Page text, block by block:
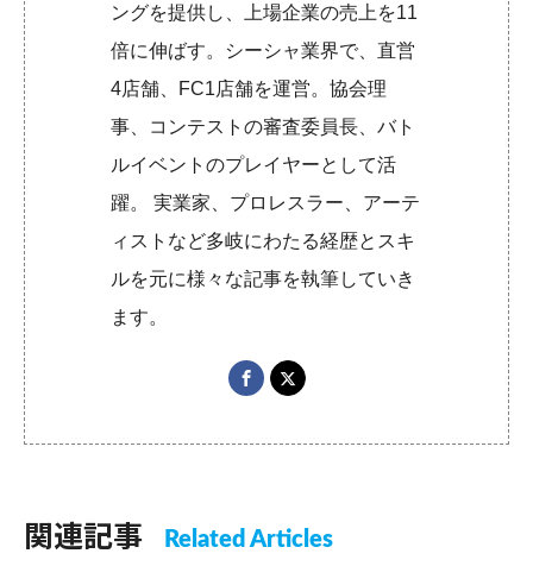
ングを提供し、上場企業の売上を11
倍に伸ばす。シーシャ業界で、直営
4店舗、FC1店舗を運営。協会理
事、コンテストの審査委員長、バト
ルイベントのプレイヤーとして活
躍。 実業家、プロレスラー、アーテ
ィストなど多岐にわたる経歴とスキ
ルを元に様々な記事を執筆していき
ます。
関連記事 Related Articles